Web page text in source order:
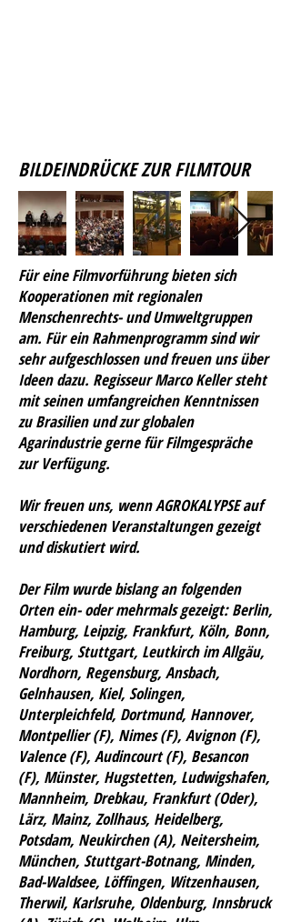
BILDEINDRÜCKE ZUR FILMTOUR
Für eine Filmvorführung bieten sich
Kooperationen mit regionalen
Menschenrechts- und Umweltgruppen
am. Für ein Rahmenprogramm sind wir
sehr aufgeschlossen und freuen uns über
Ideen dazu. Regisseur Marco Keller steht
mit seinen umfangreichen Kenntnissen
zu Brasilien und zur globalen
Agarindustrie gerne für Filmgespräche
zur Verfügung.
Wir freuen uns, wenn AGROKALYPSE auf
verschiedenen Veranstaltungen gezeigt
und diskutiert wird.
Der Film wurde bislang an folgenden
Orten ein- oder mehrmals gezeigt:Berlin,
Hamburg, Leipzig, Frankfurt, Köln, Bonn,
Freiburg, Stuttgart, Leutkirch im Allgäu,
Nordhorn, Regensburg, Ansbach,
Gelnhausen, Kiel, Solingen,
Unterpleichfeld, Dortmund, Hannover,
Montpellier (F), Nimes (F), Avignon (F),
Valence (F), Audincourt (F), Besancon
(F), Münster, Hugstetten, Ludwigshafen,
Mannheim, Drebkau, Frankfurt (Oder),
Lärz, Mainz, Zollhaus, Heidelberg,
Potsdam, Neukirchen (A), Neitersheim,
München, Stuttgart-Botnang, Minden,
Bad-Waldsee, Löffingen, Witzenhausen,
Therwil, Karlsruhe, Oldenburg, Innsbruck